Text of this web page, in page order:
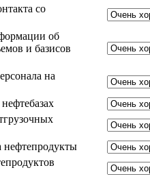
со
об
и базисов
на
нефтепродукты